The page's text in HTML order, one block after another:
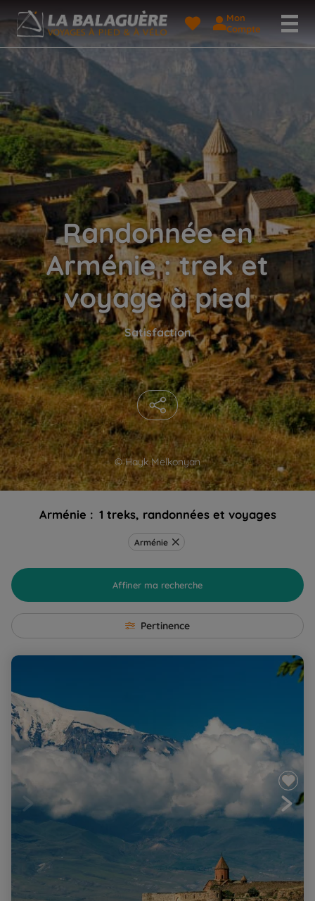
Mon
Compte
© Hayk Melkonyan
Randonnée en
Arménie : trek et
voyage à pied
Satisfaction
Arménie : 1 treks, randonnées et voyages
Arménie
Affiner ma recherche
Pertinence
La ronde des monastères d'Arménie